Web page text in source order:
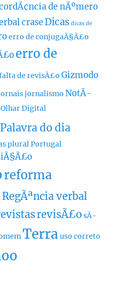
de nÃºmero
craseDicas dicas de
erro de conjugaÃ§Ã£o
erro de
de revisÃ£o Gizmodo
jornalismo NotÃ­
Olhar Digital
Palavra do dia
pluralPortugal
reforma
RegÃªncia verbal
revisÃ£osÃ­
Terra uso correto